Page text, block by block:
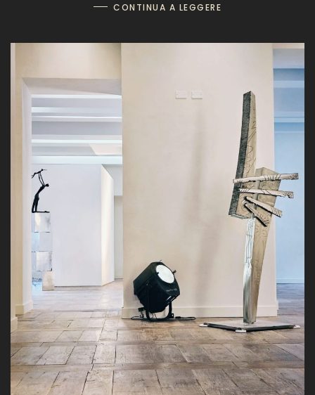
CONTINUA A LEGGERE